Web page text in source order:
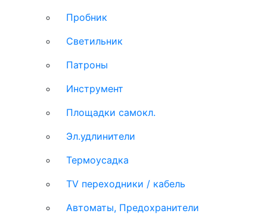
Пробник
Светильник
Патроны
Инструмент
Площадки самокл.
Эл.удлинители
Термоусадка
TV переходники / кабель
Автоматы, Предохранители